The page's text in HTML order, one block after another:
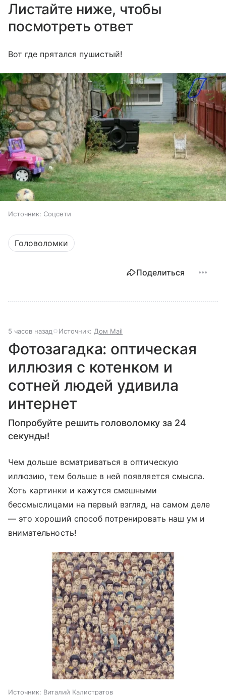
Листайте ниже, чтобы
посмотреть ответ
Вот где прятался пушистый!
Источник: Соцсети
Головоломки
Поделиться
5 часов назад Источник: Дом Mail
Фотозагадка: оптическая
иллюзия с котенком и
сотней людей удивила
интернет
Попробуйте решить головоломку за 24
секунды!
Чем дольше всматриваться в оптическую
иллюзию, тем больше в ней появляется смысла.
Хоть картинки и кажутся смешными
бессмыслицами на первый взгляд, на самом деле
— это хороший способ потренировать наш ум и
внимательность!
Источник: Виталий Калистратов